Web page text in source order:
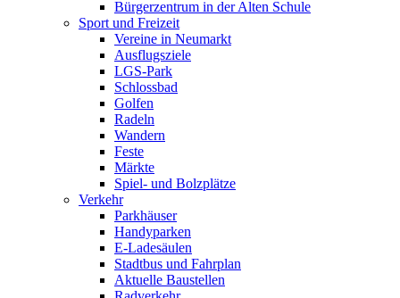
Bürgerzentrum in der Alten Schule
Sport und Freizeit
Vereine in Neumarkt
Ausflugsziele
LGS-Park
Schlossbad
Golfen
Radeln
Wandern
Feste
Märkte
Spiel- und Bolzplätze
Verkehr
Parkhäuser
Handyparken
E-Ladesäulen
Stadtbus und Fahrplan
Aktuelle Baustellen